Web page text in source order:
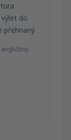
do
přehnaný.